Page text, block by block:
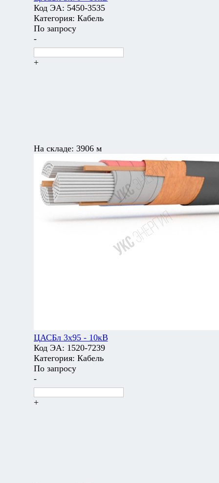
Код ЭА: 5450-3535
Категория: Кабель
По запросу
-
+
На складе: 3906 м
ЦАСБл 3х95 - 10кВ
Код ЭА: 1520-7239
Категория: Кабель
По запросу
-
+